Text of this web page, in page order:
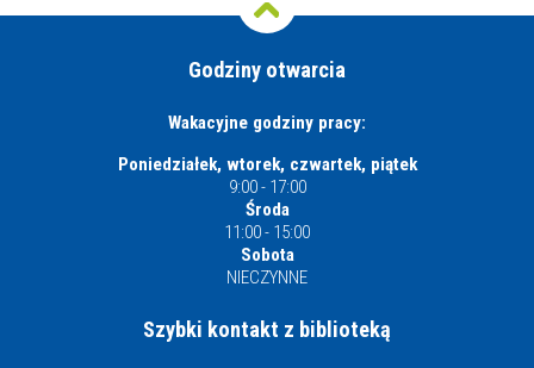
Godziny otwarcia
Wakacyjne godziny pracy:
Poniedziałek, wtorek, czwartek, piątek
9:00 - 17:00
Środa
11:00 - 15:00
Sobota
NIECZYNNE
Szybki kontakt z biblioteką